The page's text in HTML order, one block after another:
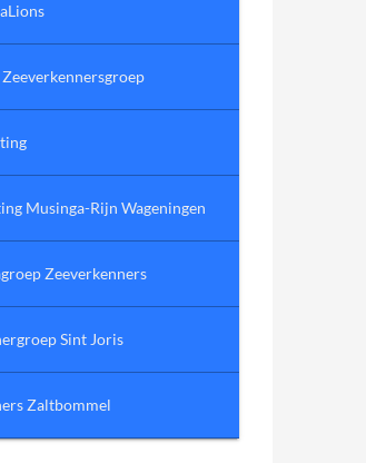
Musinga-Rijn Wageningen
Zeeverkenners
Sint Joris
Zaltbommel